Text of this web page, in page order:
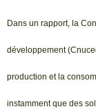
Dans un rapport, la
développement
production et la
instamment que des